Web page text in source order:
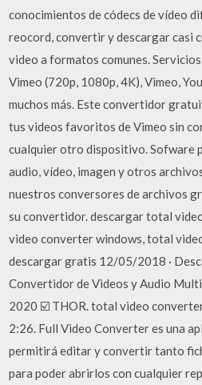
conocimientos de códecs de vídeo
reocord, convertir y descargar casi
video a formatos comunes.
Vimeo (720p, 1080p, 4K), Vimeo,
muchos más. Este convertidor
tus videos favoritos de Vimeo sin
cualquier otro dispositivo. Sofware
audio, vídeo, imagen y otros
nuestros conversores de archivos
su convertidor. descargar total
video converter windows, total
descargar gratis 12/05/2018 ·
Convertidor de Videos y Audio
2020 ☑️ THOR. total video
2:26. Full Video Converter es una
permitirá editar y convertir tanto
para poder abrirlos con cualquier